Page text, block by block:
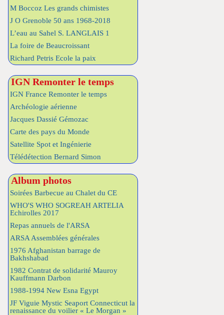
M Boccoz Les grands chimistes
J O Grenoble 50 ans 1968-2018
L’eau au Sahel S. LANGLAIS 1
La foire de Beaucroissant
Richard Petris Ecole la paix
IGN Remonter le temps
IGN France Remonter le temps
Archéologie aérienne
Jacques Dassié Gémozac
Carte des pays du Monde
Satellite Spot et Ingénierie
Télédétection Bernard Simon
Album photos
Soirées Barbecue au Chalet du CE
WHO'S WHO SOGREAH ARTELIA
Echirolles 2017
Repas annuels de l'ARSA
ARSA Assemblées générales
1976 Afghanistan barrage de
Bakhshabad
1982 Contrat de solidarité Mauroy
Kauffmann Darbon
1988-1994 New Esna Egypt
JF Viguie Mystic Seaport Connecticut la
renaissance du voilier « Le Morgan »